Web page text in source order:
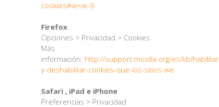
cookies#ie=ie-9
Firefox
Opciones > Privacidad > Cookies
Más
información: http://support.mozilla.org/es/kb/
y-deshabilitar-cookies-que-los-sitios-we
Safari , iPad e iPhone
Preferencias > Privacidad